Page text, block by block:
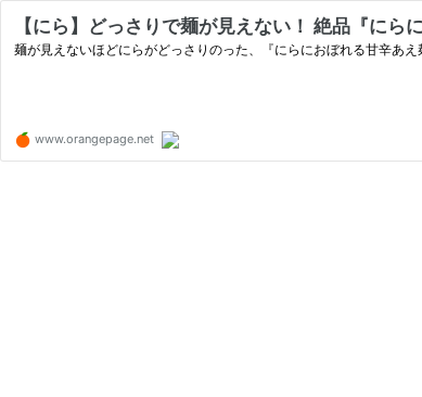
【にら】どっさりで麺が見えない！ 絶品『に
麺が見えないほどにらがどっさりのった、『にらにおぼれる甘辛あえ
www.orangepage.net